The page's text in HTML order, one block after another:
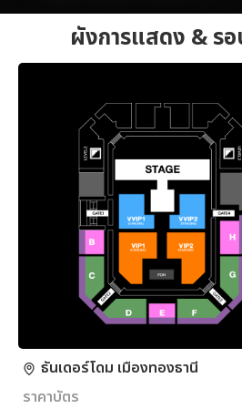
ผังการแสดง & ร
ธันเดอร์โดม เมืองทองธานี
ราคาบัตร